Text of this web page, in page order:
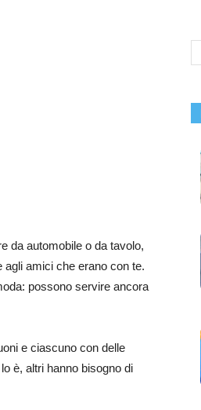
da automobile o da tavolo,
amici che erano con te.
possono servire ancora
e ciascuno con delle
è, altri hanno bisogno di